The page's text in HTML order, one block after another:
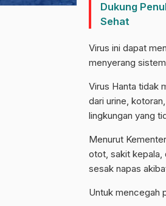
Dukung
Sehat
Virus ini dapat
menyerang
Virus Hanta tidak
dari urine,
lingkungan yang
Menurut
otot, sakit kepala,
sesak napas
Untuk mencegah